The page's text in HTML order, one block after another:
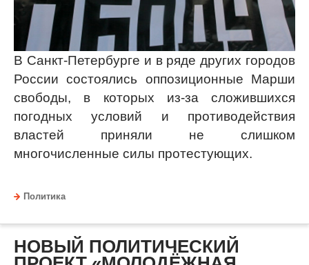
В Санкт-Петербурге и в ряде других городов
России состоялись оппозиционные Марши
свободы, в которых из-за сложившихся
погодных условий и противодействия
властей приняли не слишком
многочисленные силы протестующих.
Политика
НОВЫЙ ПОЛИТИЧЕСКИЙ